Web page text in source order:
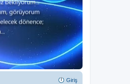
Giriş